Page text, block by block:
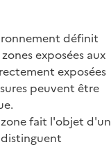
définit
exposées aux
exposées
peuvent être
fait l'objet d'un